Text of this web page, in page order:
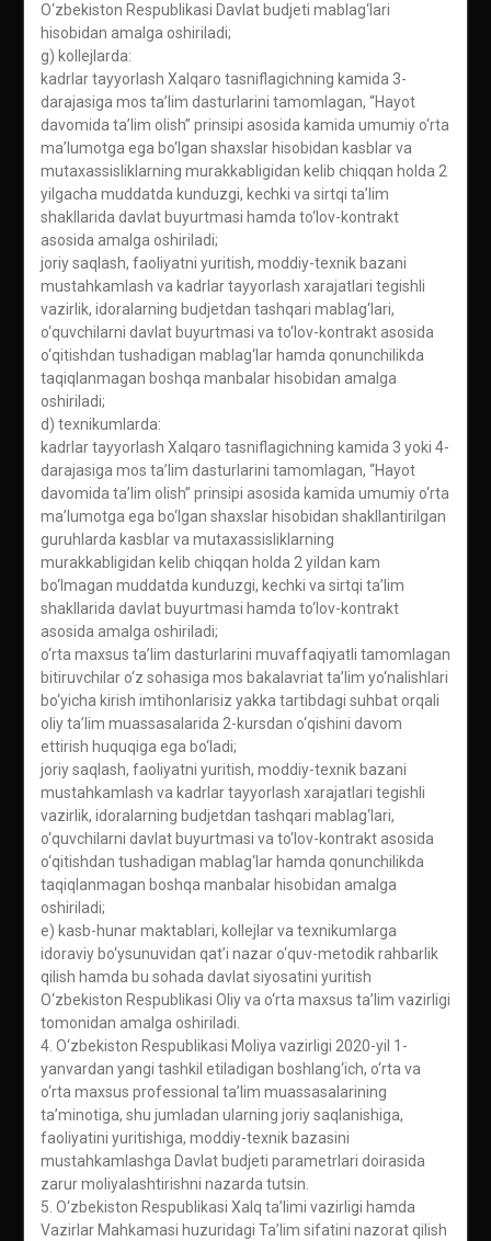
O‘zbekiston Respublikasi Davlat budjeti mablag‘lari
hisobidan amalga oshiriladi;
g) kollejlarda:
kadrlar tayyorlash Xalqaro tasniflagichning kamida 3-
darajasiga mos ta’lim dasturlarini tamomlagan, “Hayot
davomida ta’lim olish” prinsipi asosida kamida umumiy o‘rta
ma’lumotga ega bo‘lgan shaxslar hisobidan kasblar va
mutaxassisliklarning murakkabligidan kelib chiqqan holda 2
yilgacha muddatda kunduzgi, kechki va sirtqi ta’lim
shakllarida davlat buyurtmasi hamda to‘lov-kontrakt
asosida amalga oshiriladi;
joriy saqlash, faoliyatni yuritish, moddiy-texnik bazani
mustahkamlash va kadrlar tayyorlash xarajatlari tegishli
vazirlik, idoralarning budjetdan tashqari mablag‘lari,
o‘quvchilarni davlat buyurtmasi va to‘lov-kontrakt asosida
o‘qitishdan tushadigan mablag‘lar hamda qonunchilikda
taqiqlanmagan boshqa manbalar hisobidan amalga
oshiriladi;
d) texnikumlarda:
kadrlar tayyorlash Xalqaro tasniflagichning kamida 3 yoki 4-
darajasiga mos ta’lim dasturlarini tamomlagan, “Hayot
davomida ta’lim olish” prinsipi asosida kamida umumiy o‘rta
ma’lumotga ega bo‘lgan shaxslar hisobidan shakllantirilgan
guruhlarda kasblar va mutaxassisliklarning
murakkabligidan kelib chiqqan holda 2 yildan kam
bo‘lmagan muddatda kunduzgi, kechki va sirtqi ta’lim
shakllarida davlat buyurtmasi hamda to‘lov-kontrakt
asosida amalga oshiriladi;
o‘rta maxsus ta’lim dasturlarini muvaffaqiyatli tamomlagan
bitiruvchilar o‘z sohasiga mos bakalavriat ta’lim yo‘nalishlari
bo‘yicha kirish imtihonlarisiz yakka tartibdagi suhbat orqali
oliy ta’lim muassasalarida 2-kursdan o‘qishini davom
ettirish huquqiga ega bo‘ladi;
joriy saqlash, faoliyatni yuritish, moddiy-texnik bazani
mustahkamlash va kadrlar tayyorlash xarajatlari tegishli
vazirlik, idoralarning budjetdan tashqari mablag‘lari,
o‘quvchilarni davlat buyurtmasi va to‘lov-kontrakt asosida
o‘qitishdan tushadigan mablag‘lar hamda qonunchilikda
taqiqlanmagan boshqa manbalar hisobidan amalga
oshiriladi;
e) kasb-hunar maktablari, kollejlar va texnikumlarga
idoraviy bo‘ysunuvidan qat’i nazar o‘quv-metodik rahbarlik
qilish hamda bu sohada davlat siyosatini yuritish
O‘zbekiston Respublikasi Oliy va o‘rta maxsus ta’lim vazirligi
tomonidan amalga oshiriladi.
4. O‘zbekiston Respublikasi Moliya vazirligi 2020-yil 1-
yanvardan yangi tashkil etiladigan boshlang‘ich, o‘rta va
o‘rta maxsus professional ta’lim muassasalarining
ta’minotiga, shu jumladan ularning joriy saqlanishiga,
faoliyatini yuritishiga, moddiy-texnik bazasini
mustahkamlashga Davlat budjeti parametrlari doirasida
zarur moliyalashtirishni nazarda tutsin.
5. O‘zbekiston Respublikasi Xalq ta’limi vazirligi hamda
Vazirlar Mahkamasi huzuridagi Ta’lim sifatini nazorat qilish